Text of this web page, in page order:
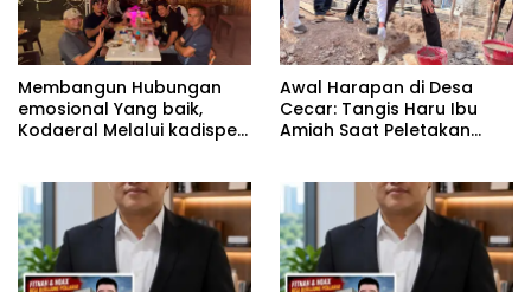
Membangun Hubungan
emosional Yang baik,
Kodaeral Melalui kadispen
tidak harus resmi Dengan
suasana Santai lebih
Dekat Dan Harmonis.
Awal Harapan di Desa
Cecar: Tangis Haru Ibu
Amiah Saat Peletakan